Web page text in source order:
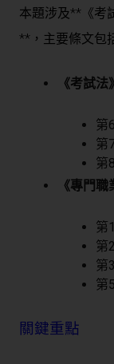
本題涉及**《考
**，主要條文包
《考試法》
第
第
第
《專門
第
第
第
第
關鍵重點